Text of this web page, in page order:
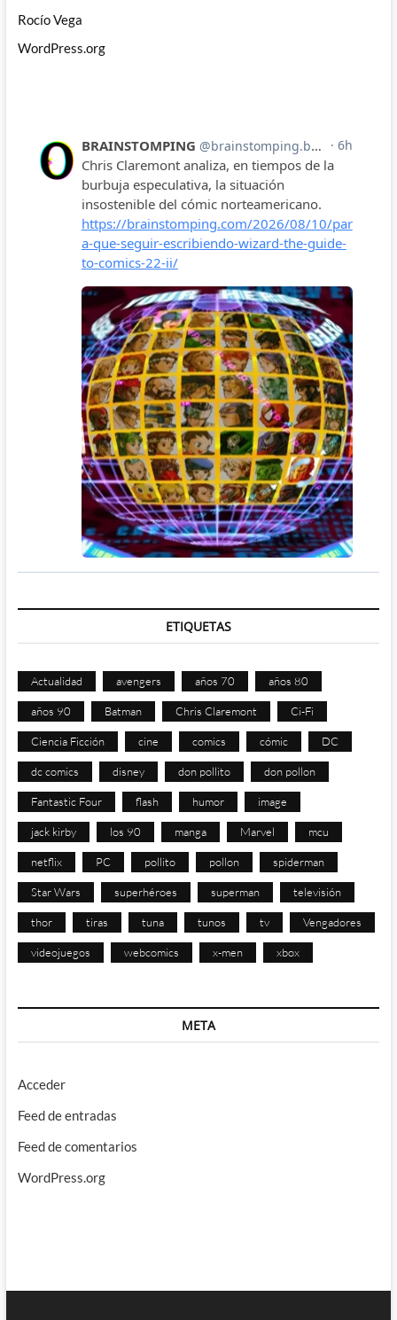
Rocío Vega
WordPress.org
ETIQUETAS
Actualidad avengers años 70 años 80
años 90 Batman Chris Claremont Ci-Fi
Ciencia Ficción cine comics cómic DC
dc comics disney don pollito don pollon
Fantastic Four flash humor image
jack kirby los 90 manga Marvel mcu
netflix PC pollito pollon spiderman
Star Wars superhéroes superman televisión
thor tiras tuna tunos tv Vengadores
videojuegos webcomics x-men xbox
META
Acceder
Feed de entradas
Feed de comentarios
WordPress.org